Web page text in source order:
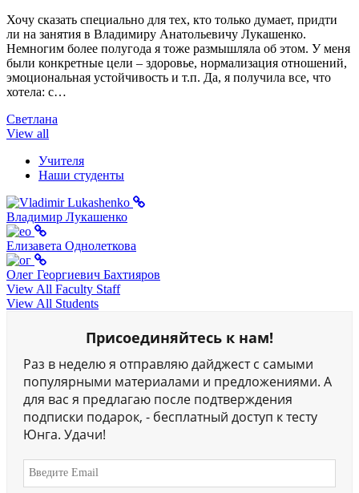
Хочу сказать специально для тех, кто только думает, придти
ли на занятия в Владимиру Анатольевичу Лукашенко.
Немногим более полугода я тоже размышляла об этом. У меня
были конкретные цели – здоровье, нормализация отношений,
эмоциональная устойчивость и т.п. Да, я получила все, что
хотела: с…
Светлана
View all
Учителя
Наши студенты
Владимир Лукашенко
Елизавета Однолеткова
Олег Георгиевич Бахтияров
View All Faculty Staff
View All Students
Присоединяйтесь к нам!
Раз в неделю я отправляю дайджест с самыми
популярными материалами и предложениями. А
для вас я предлагаю после подтверждения
подписки подарок, - бесплатный доступ к тесту
Юнга. Удачи!